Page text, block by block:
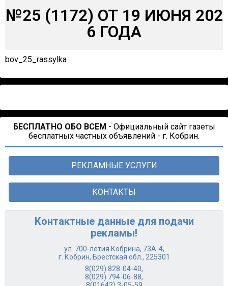
№25 (1172) ОТ 19 ИЮНЯ 202
6 ГОДА
bov_25_rassylka
БЕСПЛАТНО ОБО ВСЕМ - Официальный сайт газеты
бесплатных частных объявлений - г. Кобрин.
РЕКЛАМНЫЕ УСЛУГИ
КОНТАКТЫ
Контактные данные для подачи
рекламы!
ул. 700-летия Кобрина, 73А-4,
г. Кобрин, Брестская обл., 225301
8(029) 828-04-40,
8(029) 794-06-88,